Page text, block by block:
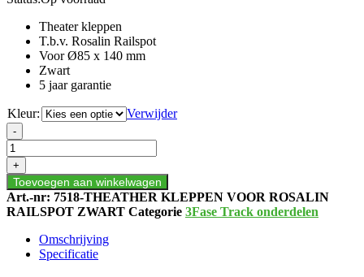
Theater kleppen
T.b.v. Rosalin Railspot
Voor Ø85 x 140 mm
Zwart
5 jaar garantie
Kleur:
Verwijder
THEATHER
KLEPPEN
|
VOOR
ROSALIN
RAILSPOT
|
aantal
-
+
Toevoegen aan winkelwagen
Art.-nr: 7518-THEATHER KLEPPEN VOOR ROSALIN
RAILSPOT ZWART Categorie 3Fase Track onderdelen
Omschrijving
Specificatie